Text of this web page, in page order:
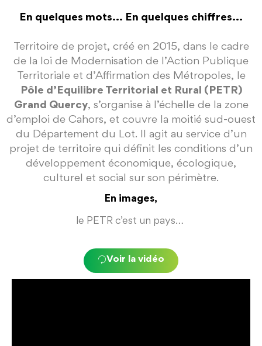
En quelques mots... En quelques chiffres...
Territoire de projet, créé en 2015, dans le cadre
de la loi de Modernisation de l’Action Publique
Territoriale et d’Affirmation des Métropoles, le
Pôle d’Equilibre Territorial et Rural (PETR)
Grand Quercy, s’organise à l’échelle de la zone
d’emploi de Cahors, et couvre la moitié sud-ouest
du Département du Lot. Il agit au service d’un
projet de territoire qui définit les conditions d’un
développement économique, écologique,
culturel et social sur son périmètre.
En images,
le PETR c’est un pays…
Voir la vidéo